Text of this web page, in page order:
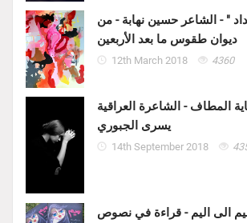
" - الشاعر حسين نهابة - من
ديوان طقوس ما بعد الأربعين
12th March 2018 4360
المطاف - الشاعرة العراقية
يسرى الجبوري
14th September 2018
الى اليم - قراءة في نصوص